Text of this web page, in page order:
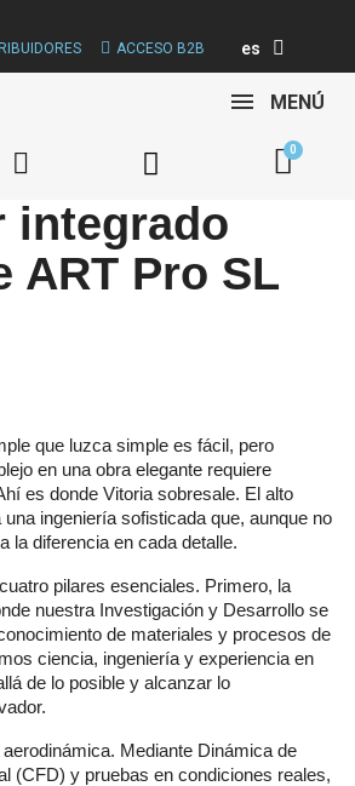
ACCESO B2B es
MENÚ
integrado
ART Pro SL
que luzca simple es fácil, pero
en una obra elegante requiere
es donde Vitoria sobresale. El alto
ingeniería sofisticada que, aunque no
la diferencia en cada detalle.
pilares esenciales. Primero, la
nuestra Investigación y Desarrollo se
de materiales y procesos de
ciencia, ingeniería y experiencia en
de lo posible y alcanzar lo
Mediante Dinámica de
(CFD) y pruebas en condiciones reales,